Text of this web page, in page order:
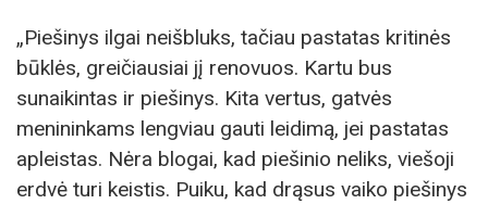
„Piešinys ilgai neišbluks, tačiau pastatas kritinės
būklės, greičiausiai jį renovuos. Kartu bus
sunaikintas ir piešinys. Kita vertus, gatvės
menininkams leng­viau gauti leidimą, jei pastatas
apleistas. Nėra blogai, kad piešinio neliks, viešoji
erdvė turi keistis. Puiku, kad drąsus vaiko piešinys